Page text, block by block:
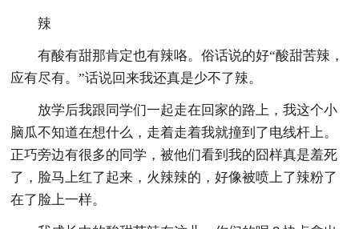
辣
有酸有甜那肯定也有辣咯。俗话说的好“酸甜苦辣，
应有尽有。”话说回来我还真是少不了辣。
放学后我跟同学们一起走在回家的路上，我这个小
脑瓜不知道在想什么，走着走着我就撞到了电线杆上。
正巧旁边有很多的同学，被他们看到我的囧样真是羞死
了，脸马上红了起来，火辣辣的，好像被喷上了辣粉了
在了脸上一样。